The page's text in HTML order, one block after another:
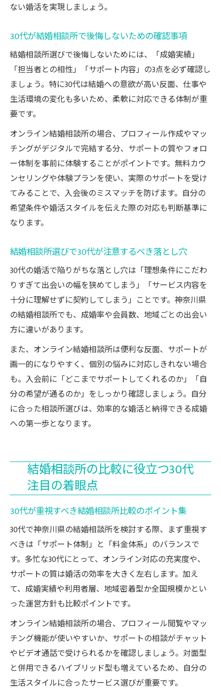
ない婚活を実現しましょう。
30代が結婚相談所で後悔しないための確認事項
結婚相談所選びで後悔しないためには、「成婚実績」
「担当者との相性」「サポート内容」の3点を必ず確認し
ましょう。特に30代は結婚への意欲が高い反面、仕事や
生活環境の変化も多いため、柔軟に対応できる体制が重
要です。
オンライン結婚相談所の場合、プロフィール作成やマッ
チングがデジタルで完結する分、サポートの質やフォロ
ー体制を事前に体験することがポイントです。無料カウ
ンセリングや体験プランを使い、実際のサポートを受け
てみることで、入会後のミスマッチを防げます。自分の
希望条件や婚活スタイルを伝えた際の対応も判断基準に
なります。
結婚相談所選びで30代が注意するべき落とし穴
30代の婚活で陥りがちな落とし穴は「理想条件にこだわ
りすぎて出会いの幅を狭めてしまう」「サービス内容を
十分に理解せずに契約してしまう」ことです。神奈川県
の結婚相談所でも、成婚率や会員数、地域ごとの出会い
方に違いがあります。
また、オンライン結婚相談所は便利な反面、サポートが
画一的になりやすく、個別の悩みに対応しきれない場合
も。入会前に「どこまでサポートしてくれるのか」「自
分の希望が通るのか」をしっかり確認しましょう。自分
に合った相談所選びは、効率的な婚活と納得できる成婚
への第一歩となります。
結婚相談所の比較に役立つ30代
注目の着眼点
30代が重視すべき結婚相談所比較のポイント集
30代で神奈川県の結婚相談所を検討する際、まず重視す
べきは「サポート体制」と「料金体系」のバランスで
す。多忙な30代にとって、オンライン対応の充実度や、
サポートの質は婚活の効率を大きく左右します。加え
て、成婚実績や利用者層、地域密着型か全国規模かとい
った運営方針も比較ポイントです。
オンライン結婚相談所の場合、プロフィール閲覧やマッ
チング機能が使いやすいか、サポートの相談がチャット
やビデオ通話で受けられるかを確認しましょう。対面型
と併用できるハイブリッド型も増えているため、自分の
生活スタイルに合ったサービス選びが重要です。